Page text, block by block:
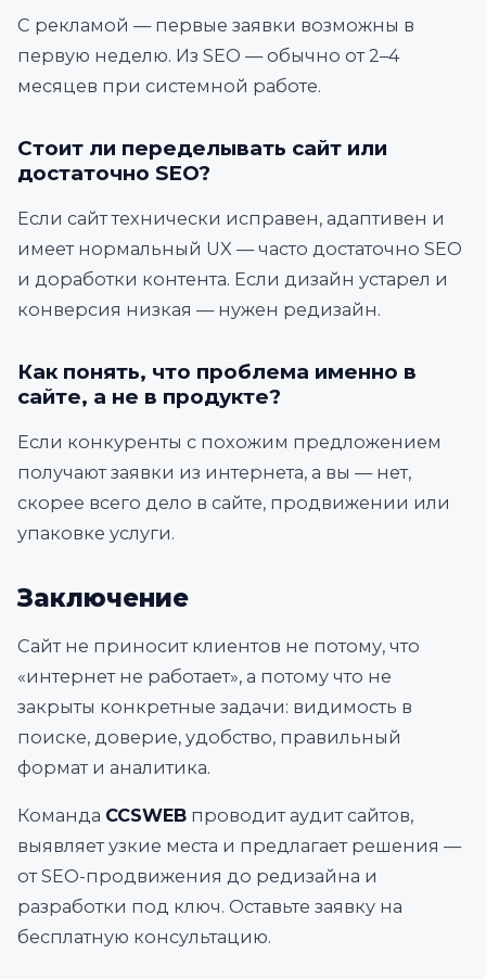
С рекламой — первые заявки возможны в
первую неделю. Из SEO — обычно от 2–4
месяцев при системной работе.
Стоит ли переделывать сайт или
достаточно SEO?
Если сайт технически исправен, адаптивен и
имеет нормальный UX — часто достаточно SEO
и доработки контента. Если дизайн устарел и
конверсия низкая — нужен редизайн.
Как понять, что проблема именно в
сайте, а не в продукте?
Если конкуренты с похожим предложением
получают заявки из интернета, а вы — нет,
скорее всего дело в сайте, продвижении или
упаковке услуги.
Заключение
Сайт не приносит клиентов не потому, что
«интернет не работает», а потому что не
закрыты конкретные задачи: видимость в
поиске, доверие, удобство, правильный
формат и аналитика.
Команда CCSWEB проводит аудит сайтов,
выявляет узкие места и предлагает решения —
от SEO-продвижения до редизайна и
разработки под ключ. Оставьте заявку на
бесплатную консультацию.